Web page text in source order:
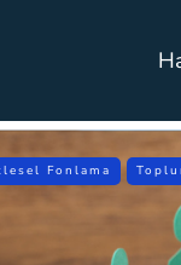
Fonlama